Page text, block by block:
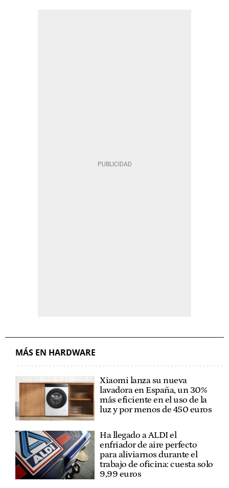
MÁS EN HARDWARE
Xiaomi lanza su nueva
lavadora en España, un 30%
más eficiente en el uso de la
luz y por menos de 450 euros
Ha llegado a ALDI el
enfriador de aire perfecto
para aliviarnos durante el
trabajo de oficina: cuesta solo
9,99 euros